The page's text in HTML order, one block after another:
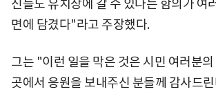
신들도 유치장에 갈 수 있다는 함의가 여
면에 담겼다"라고 주장했다.
그는 "이런 일을 막은 것은 시민 여러분
곳에서 응원을 보내주신 분들께 감사드